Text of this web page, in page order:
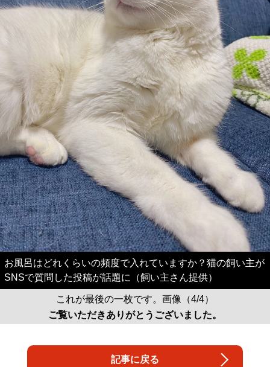
お風呂はどれくらいの頻度で入れていますか？猫の飼い主が
SNSで質問した投稿が話題に（飼い主さん提供）
これが最後の一枚です。画像（4/4）
ご覧いただきありがとうございました。
記事に戻る